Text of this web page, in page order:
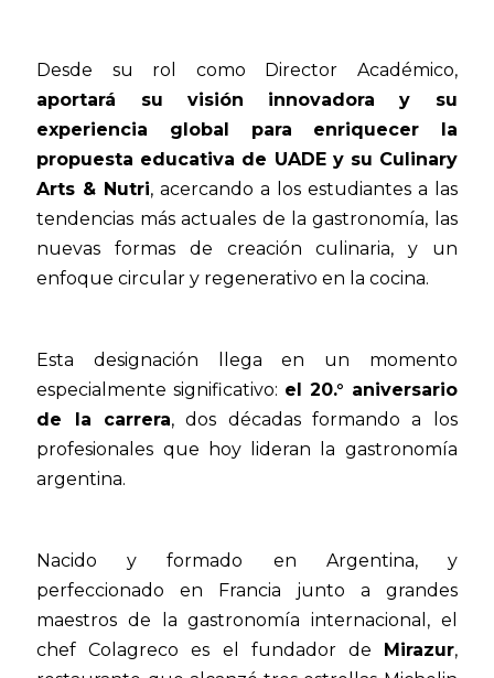
Desde su rol como Director Académico,
aportará su visión innovadora y su
experiencia global para enriquecer la
propuesta educativa de UADE y su Culinary
Arts & Nutri, acercando a los estudiantes a las
tendencias más actuales de la gastronomía, las
nuevas formas de creación culinaria, y un
enfoque circular y regenerativo en la cocina.
Esta designación llega en un momento
especialmente significativo: el 20.° aniversario
de la carrera, dos décadas formando a los
profesionales que hoy lideran la gastronomía
argentina.
Nacido y formado en Argentina, y
perfeccionado en Francia junto a grandes
maestros de la gastronomía internacional, el
chef Colagreco es el fundador de Mirazur,